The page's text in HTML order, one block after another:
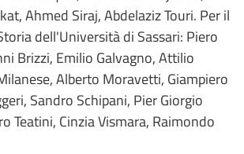
Ahmed Siraj, Abdelaziz Touri. Per il
dell'Università di Sassari: Piero
Brizzi, Emilio Galvagno, Attilio
Alberto Moravetti, Giampiero
Sandro Schipani, Pier Giorgio
Teatini, Cinzia Vismara, Raimondo